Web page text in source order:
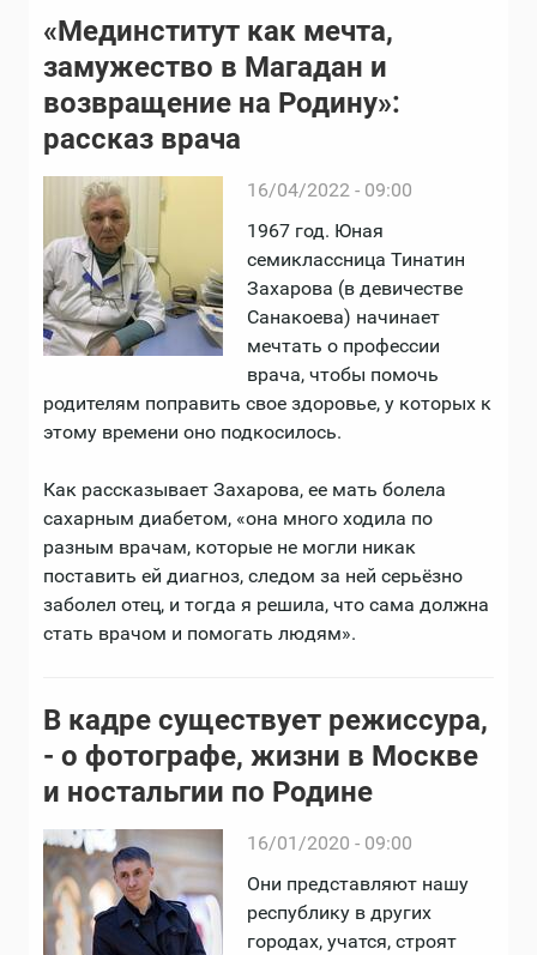
«Мединститут как мечта,
замужество в Магадан и
возвращение на Pодину»:
рассказ врача
16/04/2022 - 09:00
1967 год. Юная
семиклассница Тинатин
Захарова (в девичестве
Санакоева) начинает
мечтать о профессии
врача, чтобы помочь
родителям поправить свое здоровье, у которых к
этому времени оно подкосилось.
Как рассказывает Захарова, ее мать болела
сахарным диабетом, «она много ходила по
разным врачам, которые не могли никак
поставить ей диагноз, следом за ней серьёзно
заболел отец, и тогда я решила, что сама должна
стать врачом и помогать людям».
В кадре существует режиссура,
- о фотографе, жизни в Москве
и ностальгии по Родине
16/01/2020 - 09:00
Они представляют нашу
республику в других
городах, учатся, строят